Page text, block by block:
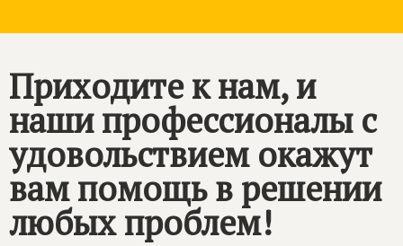
Приходите к нам, и
наши профессионалы с
удовольствием окажут
вам помощь в решении
любых проблем!